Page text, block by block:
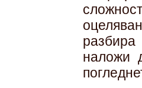
наложи